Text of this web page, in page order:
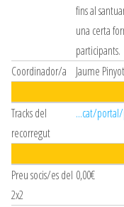
fins al
una certa
participants.
Coordinador/a
Jaume
Tracks del
recorregut
...cat/
Preu socis/es del
2x2
0,00€